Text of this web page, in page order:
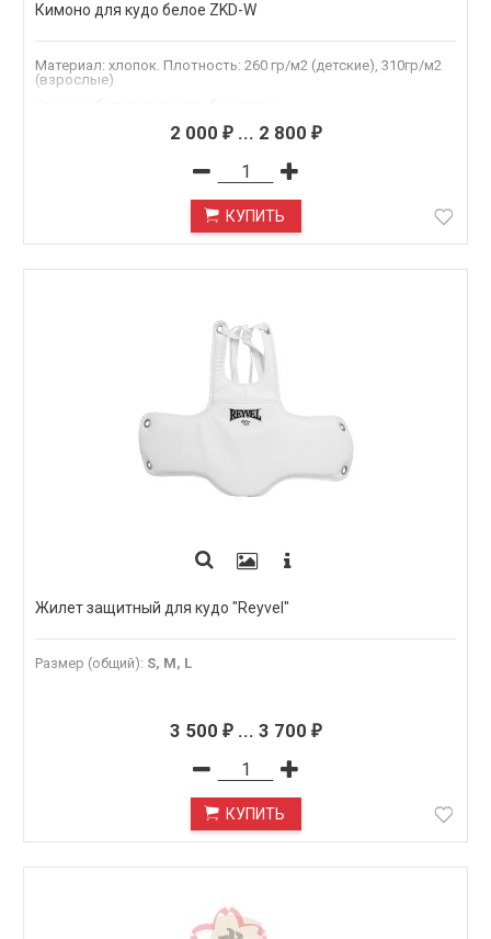
Кимоно для кудо белое ZKD-W
Материал: хлопок. Плотность: 260 гр/м2 (детские), 310гр/м2
(взрослые)
110, 115, 120, 125, 130, 135, 140, 145, 150, 155, 160, 165,
170, 175, 180, 185, 1902 000 ₽... 2 800 ₽
КУПИТЬ
Жилет защитный для кудо "Reyvel"
Размер (общий): S, M, L
3 500 ₽... 3 700 ₽
КУПИТЬ